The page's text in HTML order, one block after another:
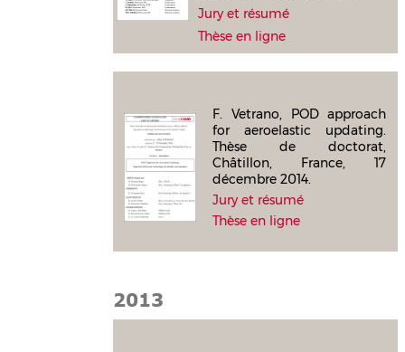
Jury et résumé
Thèse en ligne
F. Vetrano, POD approach
for aeroelastic updating.
Thèse de doctorat,
Châtillon, France, 17
décembre 2014.
Jury et résumé
Thèse en ligne
2013